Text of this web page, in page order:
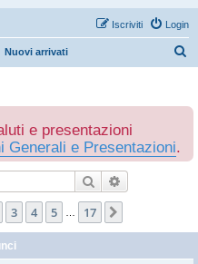
Login
Iscriviti
Nuovi arrivati
e presentazioni
Generali e Presentazioni.
Cerca
di 17
3 4 5 17